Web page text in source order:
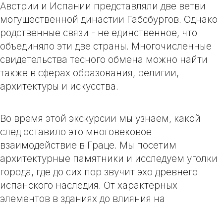
Австрии и Испании представляли две ветви
могущественной династии Габсбургов. Однако
родственные связи - не единственное, что
объединяло эти две страны. Многочисленные
свидетельства тесного обмена можно найти
также в сферах образования, религии,
архитектуры и искусства.
Во время этой экскурсии мы узнаем, какой
след оставило это многовековое
взаимодействие в Граце. Мы посетим
архитектурные памятники и исследуем уголки
города, где до сих пор звучит эхо древнего
испанского наследия. От характерных
элементов в зданиях до влияния на